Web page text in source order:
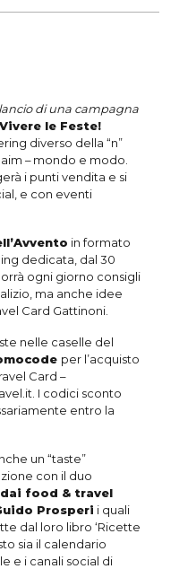
di una campagna
le Feste!
diverso della “n”
– mondo e modo.
i punti vendita e si
e con eventi
in formato
dedicata, dal 30
ogni giorno consigli
ma anche idee
Card Gattinoni.
nelle caselle del
per l’acquisto
Card –
I codici sconto
entro la
un “taste”
con il duo
food & travel
Prosperi i quali
dal loro libro ‘Ricette
sia il calendario
e i canali social di